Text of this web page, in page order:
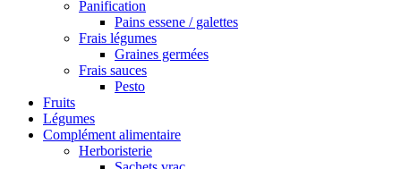
Panification
Pains essene / galettes
Frais légumes
Graines germées
Frais sauces
Pesto
Fruits
Légumes
Complément alimentaire
Herboristerie